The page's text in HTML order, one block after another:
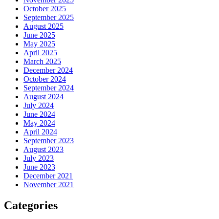
October 2025
September 2025
August 2025
June 2025
May 2025
April 2025
March 2025
December 2024
October 2024
September 2024
August 2024
July 2024
June 2024
May 2024
April 2024
September 2023
August 2023
July 2023
June 2023
December 2021
November 2021
Categories